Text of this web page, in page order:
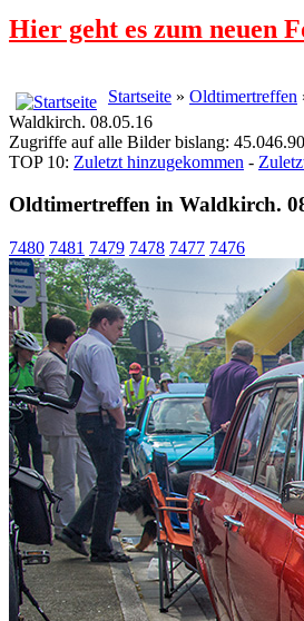
Hier geht es zum neuen
Startseite » Oldtimertreffen
Waldkirch. 08.05.16
Zugriffe auf alle Bilder bislang:
TOP 10: Zuletzt hinzugekommen -
Oldtimertreffen in Waldkirch.
7480 7481 7479 7478 7477 7476